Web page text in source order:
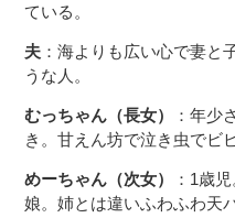
ている。
夫 ：海よりも広い心で妻と
うな人。
むっちゃん（長女）
：年少
き。甘えん坊で泣き虫でビ
めーちゃん（次女）
：1歳
娘。姉とは違いふわふわ天パ